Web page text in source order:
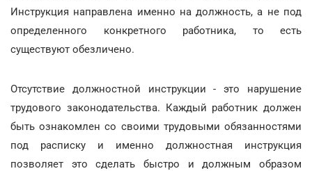
Инструкция направлена именно на должность, а не под
определенного конкретного работника, то есть
существуют обезличено.
Отсутствие должностной инструкции - это нарушение
трудового законодательства. Каждый работник должен
быть ознакомлен со своими трудовыми обязанностями
под расписку и именно должностная инструкция
позволяет это сделать быстро и должным образом